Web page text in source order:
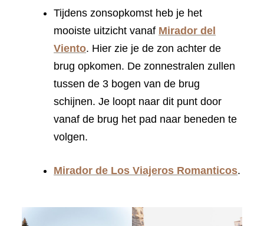
Tijdens zonsopkomst heb je het
mooiste uitzicht vanaf Mirador del
Viento. Hier zie je de zon achter de
brug opkomen. De zonnestralen zullen
tussen de 3 bogen van de brug
schijnen. Je loopt naar dit punt door
vanaf de brug het pad naar beneden te
volgen.
Mirador de Los Viajeros Romanticos.